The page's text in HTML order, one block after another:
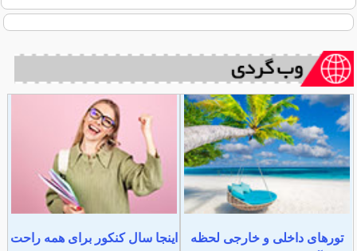
تورهای داخلی و خارجی لحظه اینجا سال کنکور برای همه راحت